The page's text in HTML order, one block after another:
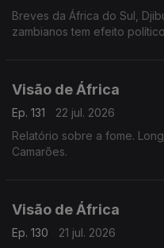
Breves da África do Sul,
zambianos tem efeito
Visão de África
Ep. 131
22 jul. 2026
Relatório sobre a fome.
Camarões.
Visão de África
Ep. 130
21 jul. 2026